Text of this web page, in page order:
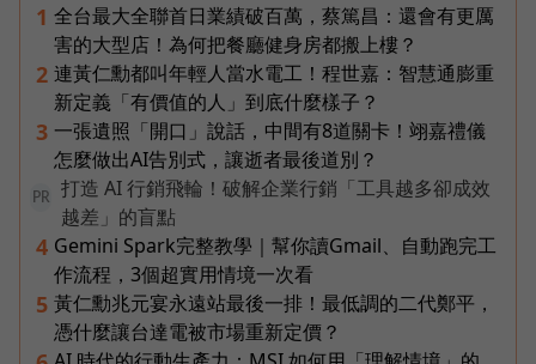
1 全台最大全聯首日業績破百萬，蔡篤昌：還會有更厲
害的大型店！為何把餐廳健身房都搬上樓？
2 連黃仁勳都叫年輕人當水電工！程世嘉：智慧通膨重
新定義「有價值的人」到底什麼樣子？
3 一張遺照「開口」說話，中間有8道關卡！翊嘉禮儀
怎麼做出AI告別式，讓逝者最後道別？
PR
打造 AI 行銷飛輪！破解企業行銷「工具越多卻成效
越差」的盲點
4 Gemini Spark完整教學｜幫你讀Gmail、自動跑完工
作流程，3個超實用情境一次看
5 黃仁勳兆元宴永遠站最後一排！最低調的二代鄭平，
憑什麼讓台達電被市場重新定價？